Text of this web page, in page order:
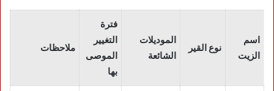
اسم
الزيت
نوع القير
الموديلات
الشائعة
فترة
التغيير
الموصى
بها
ملاحظات